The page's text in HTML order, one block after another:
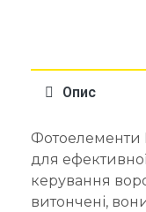
Опис
Фотоелементи
для
керування
витончені,